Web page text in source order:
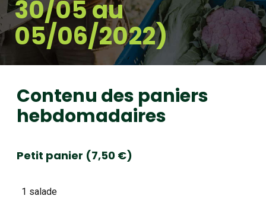
30/05 au
05/06/2022)
Contenu des paniers
hebdomadaires
Petit panier (7,50 €)
1 salade